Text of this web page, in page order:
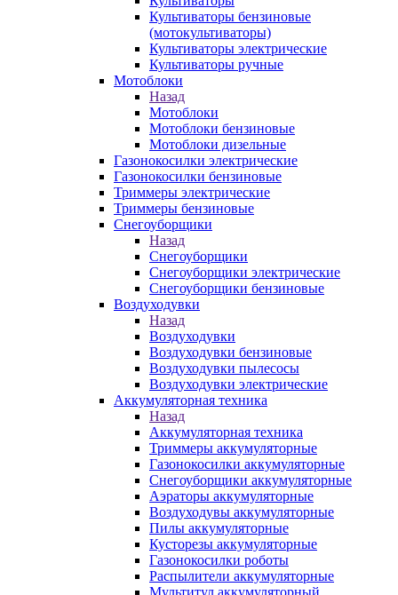
Культиваторы бензиновые
(мотокультиваторы)
Культиваторы электрические
Культиваторы ручные
Мотоблоки
Назад
Мотоблоки
Мотоблоки бензиновые
Мотоблоки дизельные
Газонокосилки электрические
Газонокосилки бензиновые
Триммеры электрические
Триммеры бензиновые
Снегоуборщики
Назад
Снегоуборщики
Снегоуборщики электрические
Снегоуборщики бензиновые
Воздуходувки
Назад
Воздуходувки
Воздуходувки бензиновые
Воздуходувки пылесосы
Воздуходувки электрические
Аккумуляторная техника
Назад
Аккумуляторная техника
Триммеры аккумуляторные
Газонокосилки аккумуляторные
Снегоуборщики аккумуляторные
Аэраторы аккумуляторные
Воздуходувы аккумуляторные
Пилы аккумуляторные
Кусторезы аккумуляторные
Газонокосилки роботы
Распылители аккумуляторные
Мультитул аккумуляторный